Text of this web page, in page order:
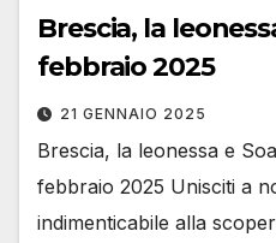
Brescia, la
febbraio 2025
21 GENNAIO 2025
Brescia, la leonessa e
febbraio 2025 Unisciti a
indimenticabile alla